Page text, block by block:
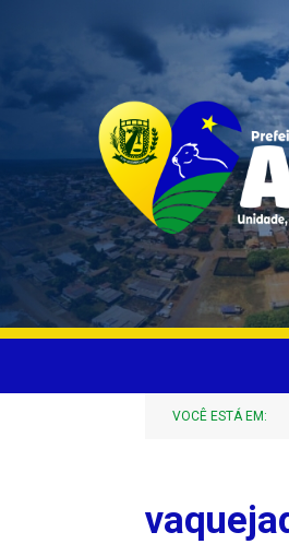
VOCÊ ESTÁ EM: